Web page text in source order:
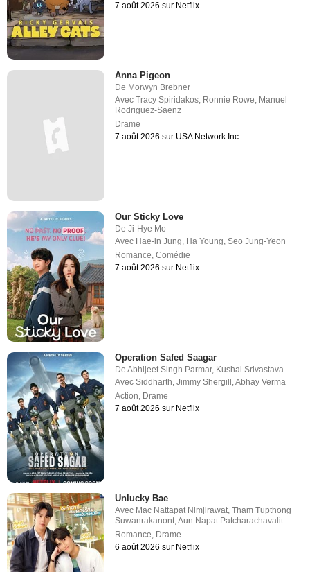
7 août 2026 sur Netflix
Anna Pigeon
De Morwyn Brebner
AvecTracy Spiridakos, Ronnie Rowe, Manuel
Rodriguez-Saenz
Drame
7 août 2026 sur USA Network Inc.
Our Sticky Love
DeJi-Hye Mo
Avec Hae-in Jung Ha Young ,Seo Jung-Yeon
Romance ,Comédie
7 août 2026 sur Netflix
Operation Safed Saagar
DeAbhijeet Singh Parmar, Kushal Srivastava
AvecSiddharth,Jimmy Shergill ,Abhay Verma
Action, Drame
7 août 2026 sur Netflix
Unlucky Bae
Avec Mac Nattapat Nimjirawat,Tham Tupthong
Suwanrakanont,Aun Napat Patcharachavalit
Romance, Drame
6 août 2026 sur Netflix